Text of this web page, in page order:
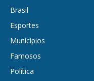
Brasil
Esportes
Municípios
Famosos
Política